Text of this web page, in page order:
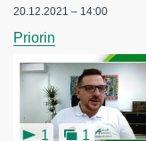
20.12.2021 – 14:00
Priorin
1 1